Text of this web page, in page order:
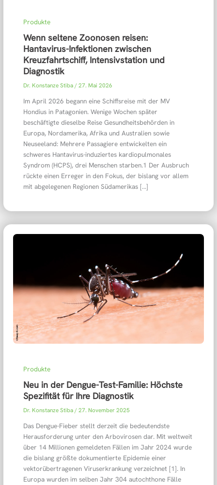
Produkte
Wenn seltene Zoonosen reisen:
Hantavirus-Infektionen zwischen
Kreuzfahrtschiff, Intensivstation und
Diagnostik
Dr. Konstanze Stiba/27. Mai 2026
Im April 2026 begann eine Schiffsreise mit der MV
Hondius in Patagonien. Wenige Wochen später
beschäftigte dieselbe Reise Gesundheitsbehörden in
Europa, Nordamerika, Afrika und Australien sowie
Neuseeland: Mehrere Passagiere entwickelten ein
schweres Hantavirus-induziertes kardiopulmonales
Syndrom (HCPS), drei Menschen starben.1 Der Ausbruch
rückte einen Erreger in den Fokus, der bislang vor allem
mit abgelegenen Regionen Südamerikas […]
Produkte
Neu in der Dengue-Test-Familie: Höchste
Spezifität für Ihre Diagnostik
Dr. Konstanze Stiba/27. November 2025
Das Dengue-Fieber stellt derzeit die bedeutendste
Herausforderung unter den Arbovirosen dar. Mit weltweit
über 14 Millionen gemeldeten Fällen im Jahr 2024 wurde
die bislang größte dokumentierte Epidemie einer
vektorübertragenen Viruserkrankung verzeichnet [1]. In
Europa wurden im selben Jahr 304 autochthone Fälle